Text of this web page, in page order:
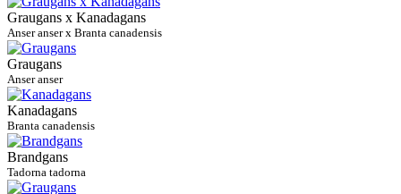
Graugans x Kanadagans
Anser anser x Branta canadensis
Graugans
Anser anser
Kanadagans
Branta canadensis
Brandgans
Tadorna tadorna